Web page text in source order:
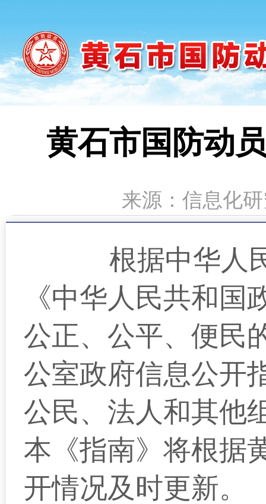
黄石市国防动
来源：信息化
根据中华人民
《中华人民共和
公正、公平、便民
公室政府信息公开
公民、法人和其他
本《指南》将根据
开情况及时更新。